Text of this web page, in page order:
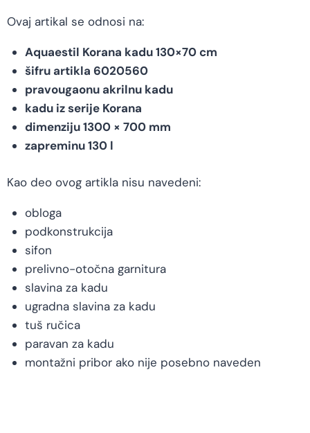
Ovaj artikal se odnosi na:
Aquaestil Korana kadu 130×70 cm
šifru artikla 6020560
pravougaonu akrilnu kadu
kadu iz serije Korana
dimenziju 1300 × 700 mm
zapreminu 130 l
Kao deo ovog artikla nisu navedeni:
obloga
podkonstrukcija
sifon
prelivno-otočna garnitura
slavina za kadu
ugradna slavina za kadu
tuš ručica
paravan za kadu
montažni pribor ako nije posebno naveden